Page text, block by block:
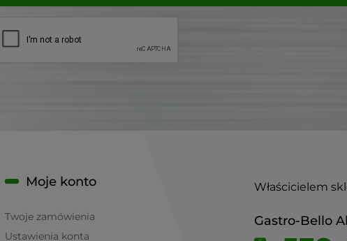
Właścicielem
Gastro-Bello
Moje konto
Twoje zamówienia
Ustawienia konta